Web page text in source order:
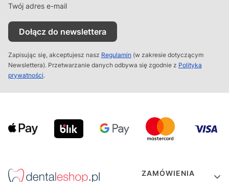
Twój adres e-mail
Dołącz do newslettera
Zapisując się, akceptujesz nasz Regulamin (w zakresie dotyczącym
Newslettera). Przetwarzanie danych odbywa się zgodnie z Polityką
prywatności.
Linki w stopce
ZAMÓWIENIA